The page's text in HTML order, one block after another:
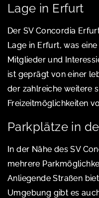
Lage in Erfurt
Der SV Concordia
Lage in Erfurt, was
Mitglieder und
ist geprägt von einer
der zahlreiche weitere
Freizeitmöglichkeiten
Parkplätze in
In der Nähe des SV
mehrere
Anliegende Straßen
Umgebung gibt es